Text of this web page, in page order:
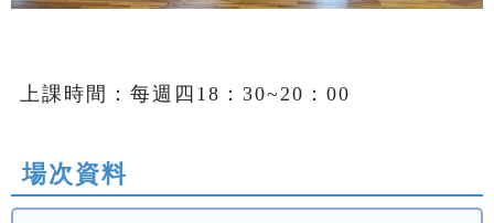
上課時間：每週四18：30~20：00
場次資料